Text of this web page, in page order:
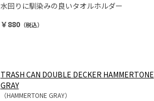
水回りに馴染みの良いタオルホルダー
￥880（税込）
TRASH CAN DOUBLE DECKER HAMMERTONE
GRAY
（HAMMERTONE GRAY）